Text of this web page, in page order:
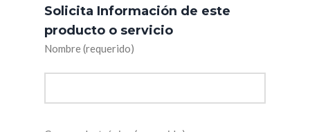
Solicita Información de este
producto o servicio
Nombre (requerido)